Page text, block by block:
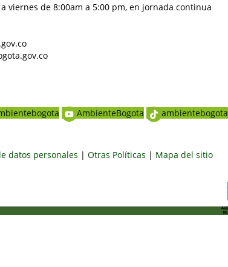
viernes de 8:00am a 5:00 pm, en jornada continua
AmbienteBogota ambientebogota
datos personales | Otras Políticas | Mapa del sitio